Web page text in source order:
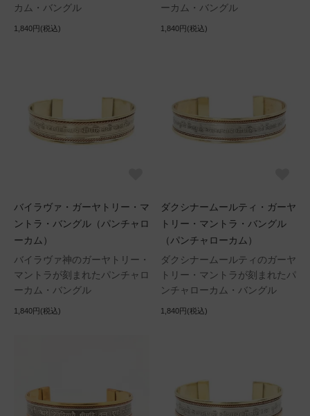
カム・バングル
1,840円(税込)
ーカム・バングル
1,840円(税込)
バイラヴァ・ガーヤトリー・マ
ントラ・バングル（パンチャロ
ーカム）
バイラヴァ神のガーヤトリー・
マントラが刻まれたパンチャロ
ーカム・バングル
1,840円(税込)
ダクシナームールティ・ガーヤ
トリー・マントラ・バングル
（パンチャローカム）
ダクシナームールティのガーヤ
トリー・マントラが刻まれたパ
ンチャローカム・バングル
1,840円(税込)